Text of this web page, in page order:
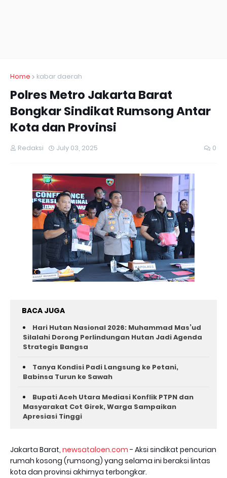
Home kabar daerah
Polres Metro Jakarta Barat
Bongkar Sindikat Rumsong Antar
Kota dan Provinsi
Redaksi July 03, 2025 0
BACA JUGA
Hari Hutan Nasional 2026: Muhammad Mas’ud
Silalahi Dorong Perlindungan Hutan Jadi Agenda
Strategis Bangsa
Tanya Kondisi Padi Langsung ke Petani,
Babinsa Turun ke Sawah
Bupati Aceh Utara Mediasi Konflik PTPN dan
Masyarakat Cot Girek, Warga Sampaikan
Apresiasi Tinggi
Jakarta Barat, newsataloen.com - Aksi sindikat pencurian
rumah kosong (rumsong) yang selama ini beraksi lintas
kota dan provinsi akhirnya terbongkar.